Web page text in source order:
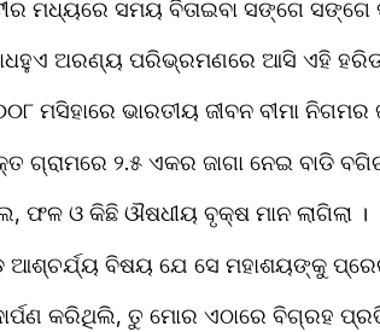
ମଧ୍ୟରେ ସମୟ ବିତାଇବା ସଙ୍ଗେ
ଅରଣ୍ୟ ପରିଭ୍ରମଣରେ ଆସି ଏହି
ମସିହାରେ ଭାରତୀୟ ଜୀବନ ବୀମା
ଗ୍ରାମରେ ୨.୫ ଏକର ଜାଗା ନେଇ ବାଡି
ଫଳ ଓ କିଛି ଔଷଧୀୟ ବୃକ୍ଷ ମାନ ଲାଗିଲା ।
ଆଶ୍ଚର୍ଯ୍ୟ ବିଷୟ ଯେ ସେ ମହାଶୟଙ୍କୁ
କରିଥିଲି, ତୁ ମୋର ଏଠାରେ ବିଗ୍ରହ